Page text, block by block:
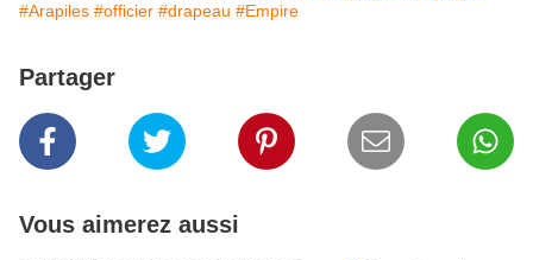
#Arapiles #officier #drapeau #Empire
Partager
Vous aimerez aussi